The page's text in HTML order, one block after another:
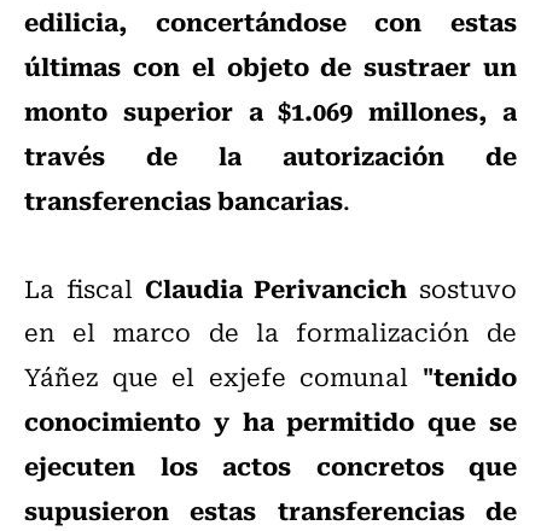
edilicia, concertándose con estas
últimas con el objeto de sustraer un
monto superior a $1.069 millones, a
través de la autorización de
transferencias bancarias.
La fiscal Claudia Perivancich sostuvo
en el marco de la formalización de
Yáñez que el exjefe comunal "tenido
conocimiento y ha permitido que se
ejecuten los actos concretos que
supusieron estas transferencias de